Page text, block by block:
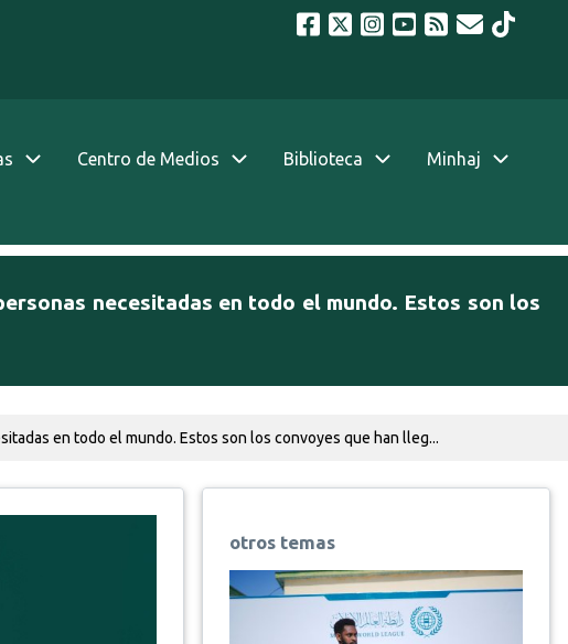
Centro de Medios Biblioteca Minhaj
necesitadas en todo el mundo. Estos son los
en todo el mundo. Estos son los convoyes que han lleg...
otros temas